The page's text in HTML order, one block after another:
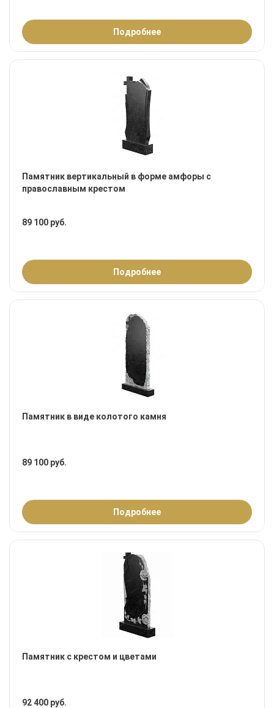
Подробнее
Памятник вертикальный в форме амфоры с
православным крестом
89 100 руб.
Подробнее
Памятник в виде колотого камня
89 100 руб.
Подробнее
Памятник с крестом и цветами
92 400 руб.